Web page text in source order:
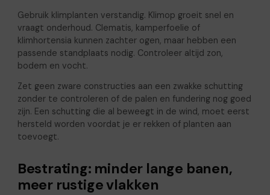
Gebruik klimplanten verstandig. Klimop groeit snel en
vraagt onderhoud. Clematis, kamperfoelie of
klimhortensia kunnen zachter ogen, maar hebben een
passende standplaats nodig. Controleer altijd zon,
bodem en vocht.
Zet geen zware constructies aan een zwakke schutting
zonder te controleren of de palen en fundering nog goed
zijn. Een schutting die al beweegt in de wind, moet eerst
hersteld worden voordat je er rekken of planten aan
toevoegt.
Bestrating: minder lange banen,
meer rustige vlakken